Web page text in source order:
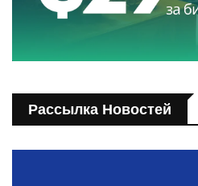
Рассылка Новостей